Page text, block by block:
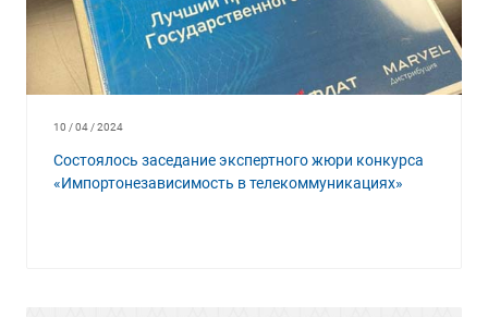
10 / 04 / 2024
Состоялось заседание экспертного жюри конкурса
«Импортонезависимость в телекоммуникациях»